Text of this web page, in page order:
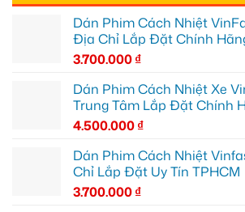
Dán Phim Cách Nhiệt
Địa Chỉ Lắp Đặt Chính
3.700.000₫
Dán Phim Cách Nhiệt Xe
Trung Tâm Lắp Đặt Chính
4.500.000₫
Dán Phim Cách Nhiệt
Chỉ Lắp Đặt Uy Tín TPHCM
3.700.000₫